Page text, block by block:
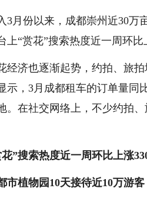
3月份以来，成都崇州近30万
上“赏花”搜索热度近一周环比
经济也逐渐起势，约拍、旅
示，3月成都租车的订单量同
。在社交网络上，不少约拍
花”搜索热度近一周环比上涨
市植物园10天接待近10万游客